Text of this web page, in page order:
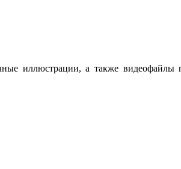
иллюстрации, а также